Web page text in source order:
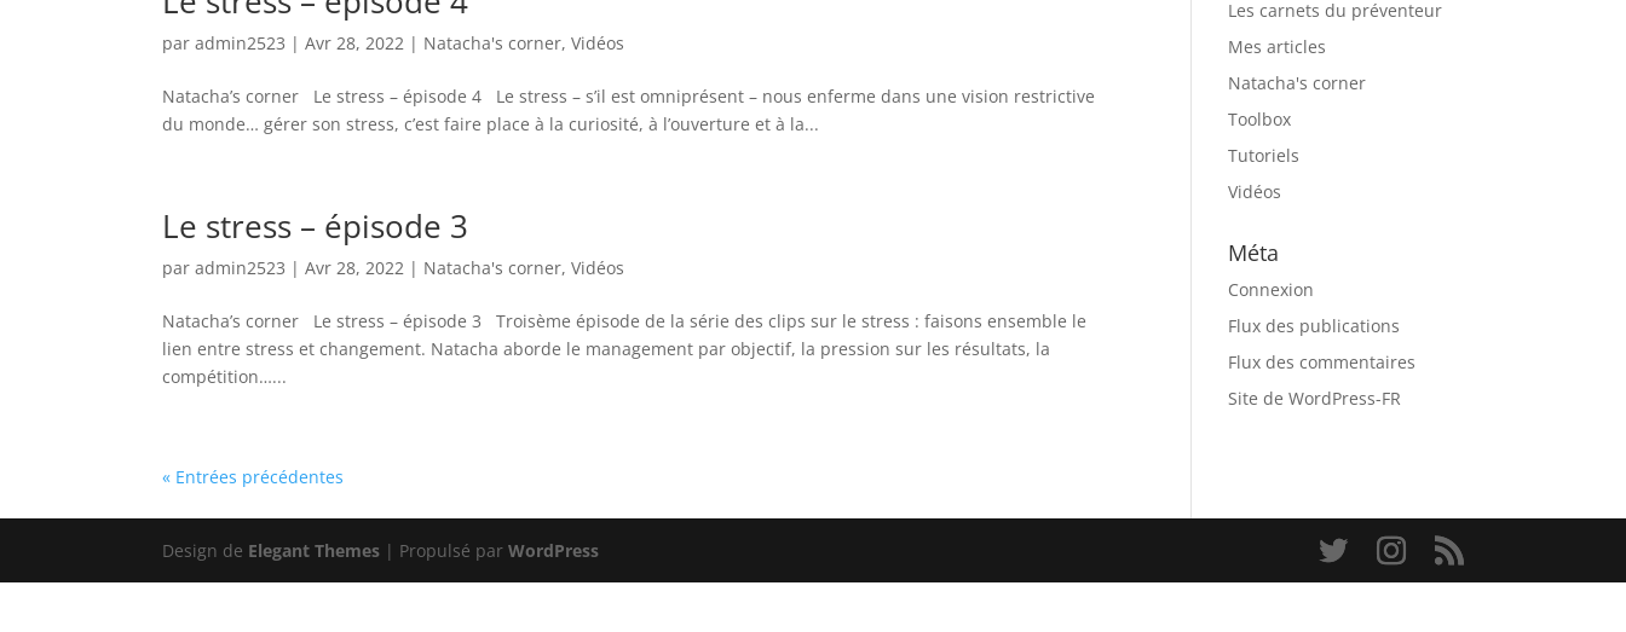
paradmin2523 |Avr 28, 2022 | Natacha's corner,Vidéos
Natacha’s corner Le stress – épisode 4 Le stress – s’il est omniprésent – nous enferme dans une vision restrictive
du monde… gérer son stress, c’est faire place à la curiosité, à l’ouverture et à la...
Le stress – épisode 3
paradmin2523 |Avr 28, 2022 | Natacha's corner,Vidéos
Natacha’s corner Le stress – épisode 3 Troisème épisode de la série des clips sur le stress : faisons ensemble le
lien entre stress et changement. Natacha aborde le management par objectif, la pression sur les résultats, la
compétition…...
« Entrées précédentes
Les carnets du préventeur
Mes articles
Natacha's corner
Toolbox
Tutoriels
Vidéos
Méta
Connexion
Flux des publications
Flux des commentaires
Site de WordPress-FR
Design de Elegant Themes | Propulsé parWordPress